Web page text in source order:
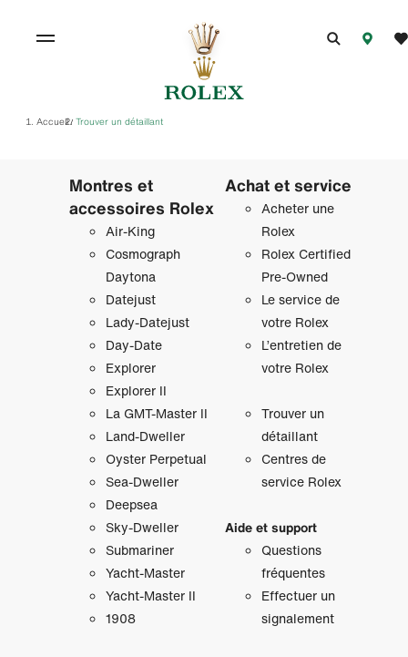
Accueil/ Trouver un détaillant
Montres et
accessoires Rolex
Air‑King
Cosmograph
Daytona
Datejust
Lady‑Datejust
Day‑Date
Explorer
Explorer II
La GMT‑Master II
Land-Dweller
Oyster Perpetual
Sea-Dweller
Deepsea
Sky‑Dweller
Submariner
Yacht‑Master
Yacht‑Master II
1908
Achat et service
Acheter une
Rolex
Rolex Certified
Pre-Owned
Le service de
votre Rolex
L’entretien de
votre Rolex
Trouver un
détaillant
Centres de
service Rolex
Aide et support
Questions
fréquentes
Effectuer un
signalement